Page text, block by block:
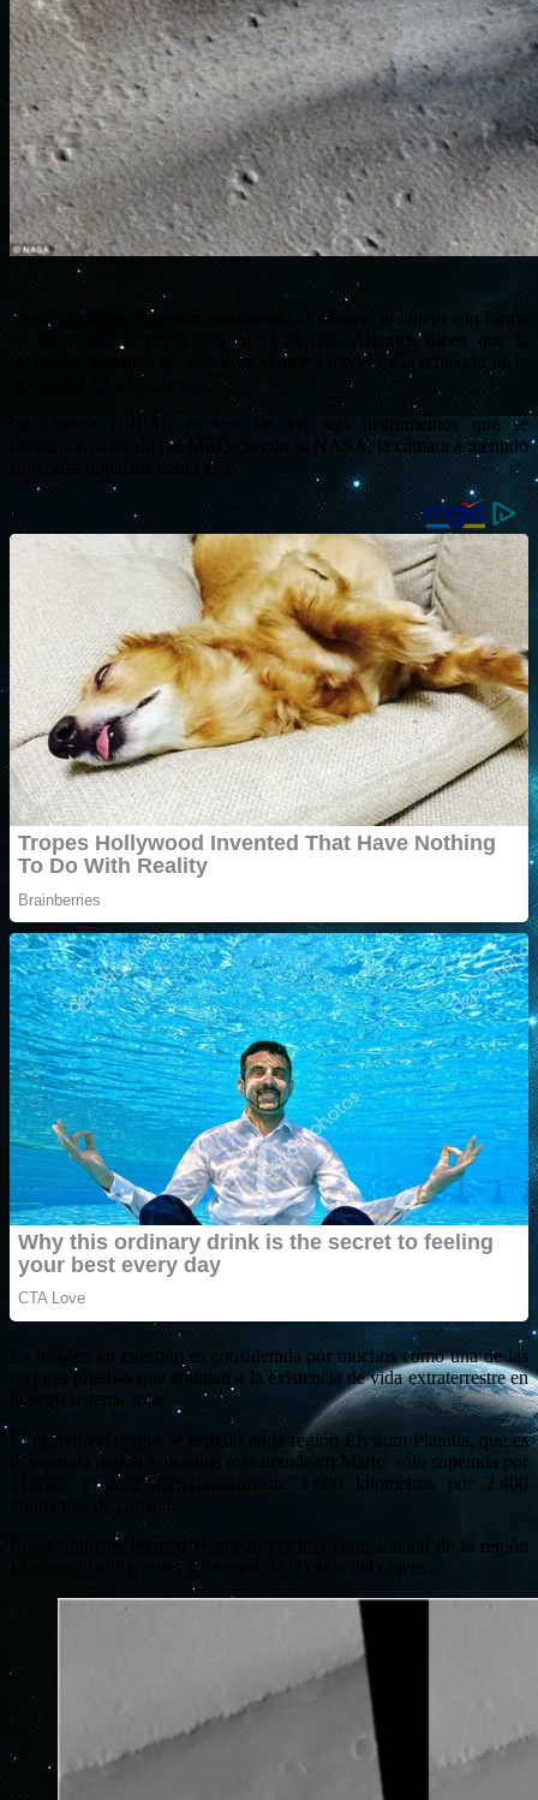
Según ufólogos que están analizando la imagen, el objeto con forma
de disco habría impactado en el terreno. Algunos dicen que la
naturaleza metálica del objeto es visible a través de la reflexión de la
luz del sol en su estructura.
La cámara HiRISE es uno de los seis instrumentos que se
encuentran a bordo del MRO. Según la NASA, la cámara a menudo
supervisa impactos como este.
La imagen en cuestión es considerada por muchos como una de las
mejores pruebas que apuntan a la existencia de vida extraterrestre en
nuestro sistema solar.
El misterioso objeto se estrelló en la región Elysium Planitia, que es
la segunda región volcánica más grande en Marte, sólo superada por
Tharsis, y tiene aproximadamente 1.680 kilometros por 2.400
kilometros de tamaño.
En la siguiente imagen se puede ver una comparación de la región
Elysium Planitia, antes y después de la caída del objeto.